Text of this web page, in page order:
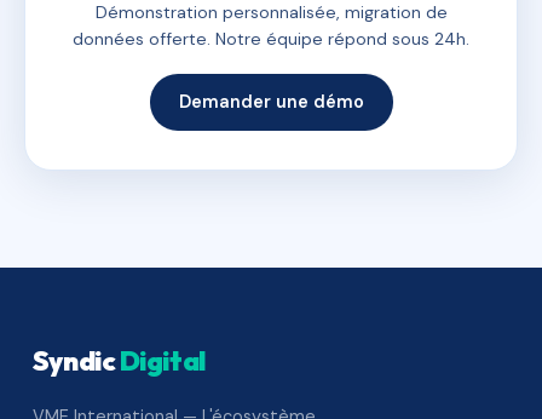
Démonstration personnalisée, migration de
données offerte. Notre équipe répond sous 24h.
Demander une démo
SyndicDigital